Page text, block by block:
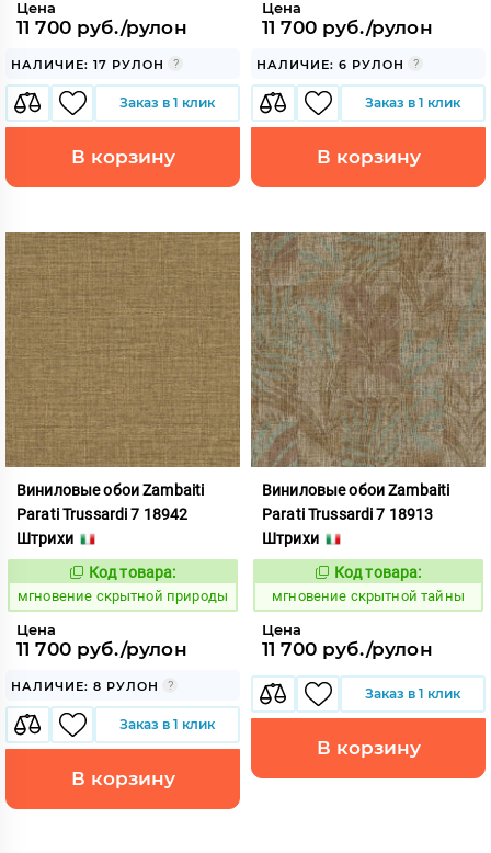
Цена
11 700 руб./рулон
НАЛИЧИЕ: 17 РУЛОН
Заказ в 1 клик
В корзину
Цена
11 700 руб./рулон
НАЛИЧИЕ: 6 РУЛОН
Заказ в 1 клик
В корзину
Виниловые обои Zambaiti
Parati Trussardi 7 18942
Штрихи
948850
Код товара:
мгновение скрытной природы
Цена
11 700 руб./рулон
НАЛИЧИЕ: 8 РУЛОН
Заказ в 1 клик
В корзину
Виниловые обои Zambaiti
Parati Trussardi 7 18913
Штрихи
948851
Код товара:
мгновение скрытной тайны
Цена
11 700 руб./рулон
Заказ в 1 клик
В корзину